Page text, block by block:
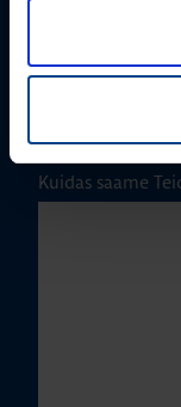
Telefoni number
Kuidas saame